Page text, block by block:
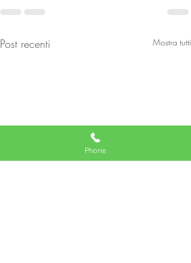
Post recenti Mostra tutti
Phone